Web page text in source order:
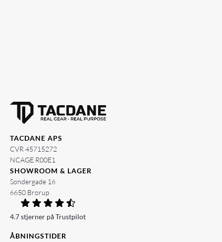
TACDANE APS
CVR 45715272
NCAGE R00E1
SHOWROOM & LAGER
Søndergade 16
6650 Brørup
4.7 stjerner på Trustpilot
ÅBNINGSTIDER